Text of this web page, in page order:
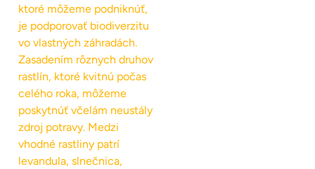
ktoré môžeme podniknúť,
je podporovať biodiverzitu
vo vlastných záhradách.
Zasadením rôznych druhov
rastlín, ktoré kvitnú počas
celého roka, môžeme
poskytnúť včelám neustály
zdroj potravy. Medzi
vhodné rastliny patrí
levandula, slnečnica,